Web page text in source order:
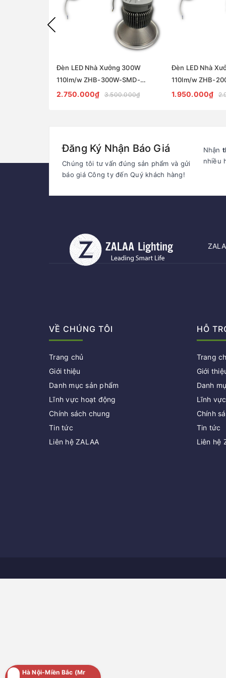
Đèn LED Nhà Xưởng 300W
110lm/w ZHB-300W-SMD-
ZALAA | Full Philips 33000lm
2.750.000₫ 3.500.000₫
Đèn LED Nhà
110lm/w ZHB-
ZALAA | Full
1.950.000₫
Đăng Ký Nhận Báo Giá
Chúng tôi tư vấn đúng sản phẩm và gửi
báo giá Công ty đến Quý khách hàng!
Nhận
nhiều
VỀ CHÚNG TÔI
Trang chủ
Giới thiệu
Danh mục sản phẩm
Lĩnh vực hoạt động
Chính sách chung
Tin tức
Liên hệ ZALAA
HỖ
Trang
Giới
Danh
Lĩnh
Chính
Tin tức
Liên hệ
Hà Nội-Miền Bắc (Mr